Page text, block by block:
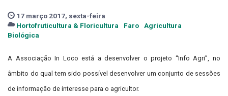
17 março 2017, sexta-feira
Hortofruticultura & Floricultura
Faro
Agricultura
Biológica
A Associação In Loco está a desenvolver o projeto “Info Agri”, no
âmbito do qual tem sido possível desenvolver um conjunto de sessões
de informação de interesse para o agricultor.